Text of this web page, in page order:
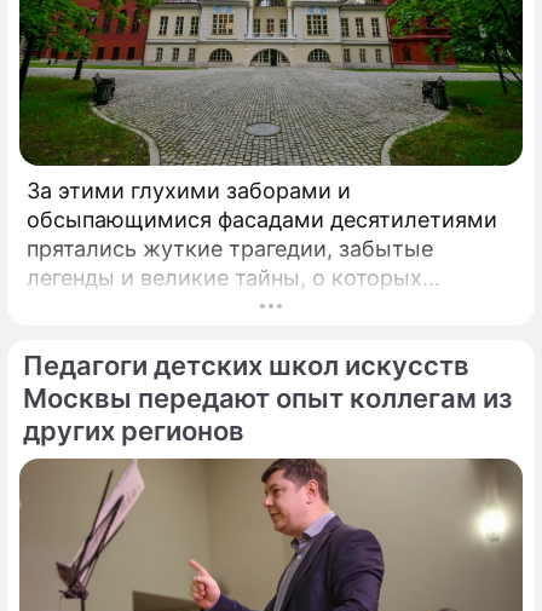
За этими глухими заборами и
обсыпающимися фасадами десятилетиями
прятались жуткие трагедии, забытые
легенды и великие тайны, о которых
миллионы прохожих даже не догадывались.
Педагоги детских школ искусств
Москвы передают опыт коллегам из
других регионов